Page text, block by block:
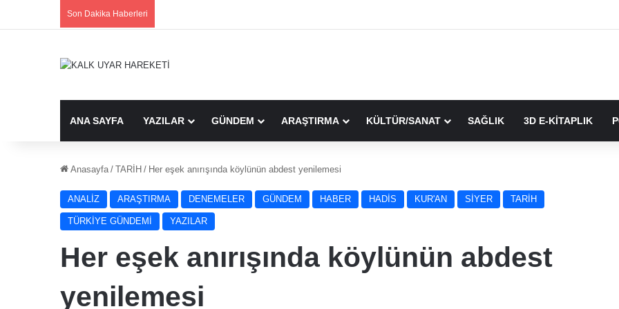
Son Dakika Haberleri
ANA SAYFA YAZILAR GÜNDEM ARAŞTIRMA KÜLTÜR/SANAT SAĞLIK 3D E-KİTAPLIK
Anasayfa / TARİH / Her eşek anırışında köylünün abdest yenilemesi
ANALİZ ARAŞTIRMA DENEMELER GÜNDEM HABER HADİS KUR'AN SİYER TARİH
TÜRKİYE GÜNDEMİ YAZILAR
Her eşek anırışında köylünün abdest
yenilemesi